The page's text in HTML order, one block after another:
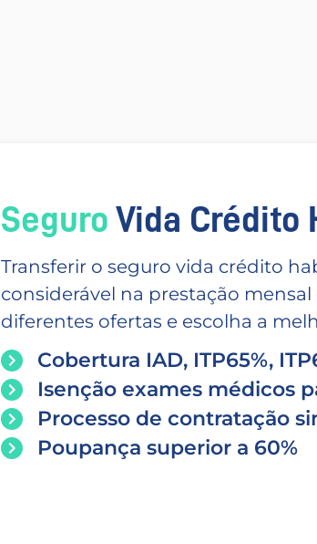
Seguro Vida Crédito
Transferir o seguro vida crédito
considerável na prestação
diferentes ofertas e escolha a
Cobertura IAD, ITP65%,
Isenção exames médicos
Processo de contratação
Poupança superior a 60%